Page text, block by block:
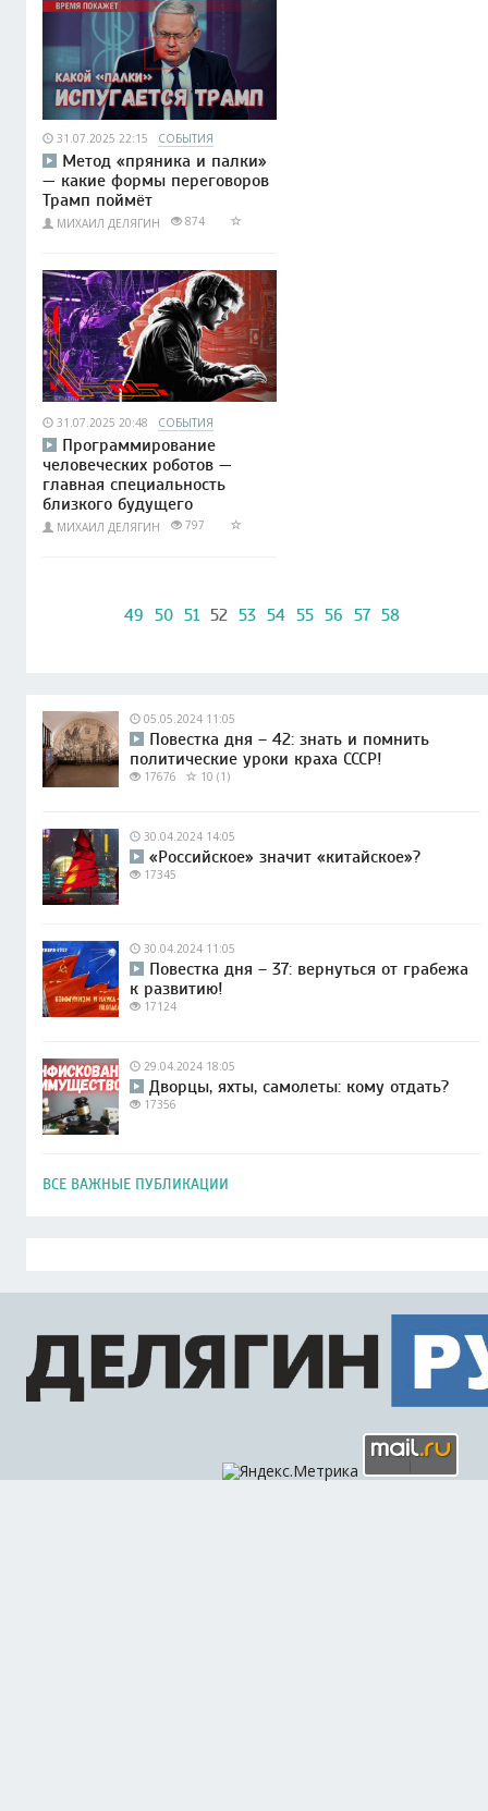
31.07.2025 22:15 СОБЫТИЯ
Метод «пряника и палки»
— какие формы переговоров
Трамп поймёт
МИХАИЛ ДЕЛЯГИН 874
31.07.2025 20:48 СОБЫТИЯ
Программирование
человеческих роботов —
главная специальность
близкого будущего
МИХАИЛ ДЕЛЯГИН 797
49 50 51 52 53 54 55 56 57 58
05.05.2024 11:05
Повестка дня – 42: знать и помнить
политические уроки краха СССР!
17676 10 (1)
30.04.2024 14:05
«Российское» значит «китайское»?
17345
30.04.2024 11:05
Повестка дня – 37: вернуться от грабежа
к развитию!
17124
29.04.2024 18:05
Дворцы, яхты, самолеты: кому отдать?
17356
ВСЕ ВАЖНЫЕ ПУБЛИКАЦИИ